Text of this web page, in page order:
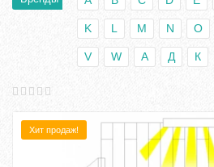
K L M N O
V W А Д К
Хит продаж!